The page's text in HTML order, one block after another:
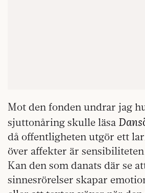
Mot den fonden undrar jag
sjuttonåring skulle läsa
då offentligheten utgör ett
över affekter är
Kan den som danats där se
sinnesrörelser skapar